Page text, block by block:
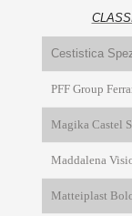
Cestistica
PFF Group
Magika Castel
Maddalena
Matteiplast